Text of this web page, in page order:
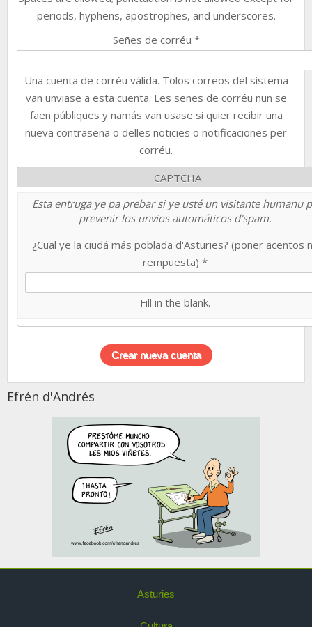
periods, hyphens, apostrophes, and underscores.
Señes de corréu *
Una cuenta de corréu válida. Tolos correos del sistema
van unviase a esta cuenta. Les señes de corréu nun se
faen públiques y namás van usase si quier recibir una
nueva contraseña o delles noticies o notificaciones per
corréu.
CAPTCHA
Esta entruga ye pa prebar si ye usté un visitante humanu
prevenir los unvios automáticos d'spam.
¿Cual ye la ciudá más poblada d'Asturies? (poner acentos
rempuesta) *
Fill in the blank.
Efrén d'Andrés
Asturies